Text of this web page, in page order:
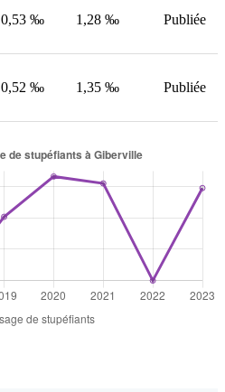
0,53 ‰ 1,28 ‰ Publiée
0,52 ‰ 1,35 ‰ Publiée